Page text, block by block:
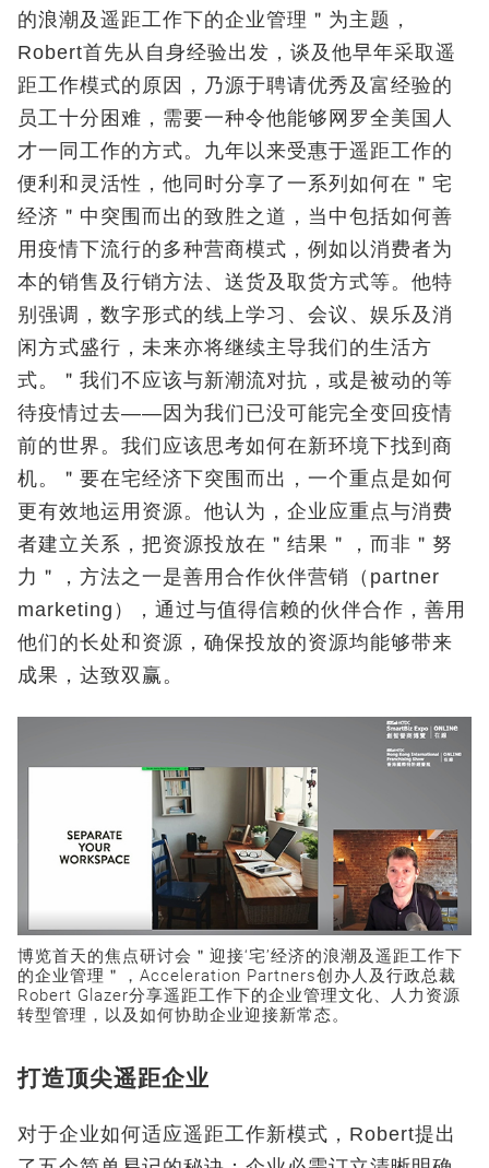
的浪潮及遥距工作下的企业管理＂为主题，
Robert首先从自身经验出发，谈及他早年采取遥
距工作模式的原因，乃源于聘请优秀及富经验的
员工十分困难，需要一种令他能够网罗全美国人
才一同工作的方式。九年以来受惠于遥距工作的
便利和灵活性，他同时分享了一系列如何在＂宅
经济＂中突围而出的致胜之道，当中包括如何善
用疫情下流行的多种营商模式，例如以消费者为
本的销售及行销方法、送货及取货方式等。他特
别强调，数字形式的线上学习、会议、娱乐及消
闲方式盛行，未来亦将继续主导我们的生活方
式。＂我们不应该与新潮流对抗，或是被动的等
待疫情过去——因为我们已没可能完全变回疫情
前的世界。我们应该思考如何在新环境下找到商
机。＂要在宅经济下突围而出，一个重点是如何
更有效地运用资源。他认为，企业应重点与消费
者建立关系，把资源投放在＂结果＂，而非＂努
力＂，方法之一是善用合作伙伴营销（partner
marketing），通过与值得信赖的伙伴合作，善用
他们的长处和资源，确保投放的资源均能够带来
成果，达致双赢。
博览首天的焦点研讨会＂迎接‘宅’经济的浪潮及遥距工作下
的企业管理＂，Acceleration Partners创办人及行政总裁
Robert Glazer分享遥距工作下的企业管理文化、人力资源
转型管理，以及如何协助企业迎接新常态。
打造顶尖遥距企业
对于企业如何适应遥距工作新模式，Robert提出